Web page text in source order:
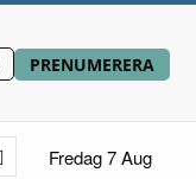
PRENUMERERA
Fredag 7 Aug